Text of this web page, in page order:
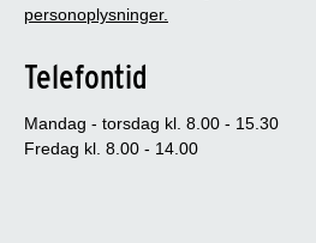
personoplysninger.
Telefontid
Mandag - torsdag kl. 8.00 - 15.30
Fredag kl. 8.00 - 14.00